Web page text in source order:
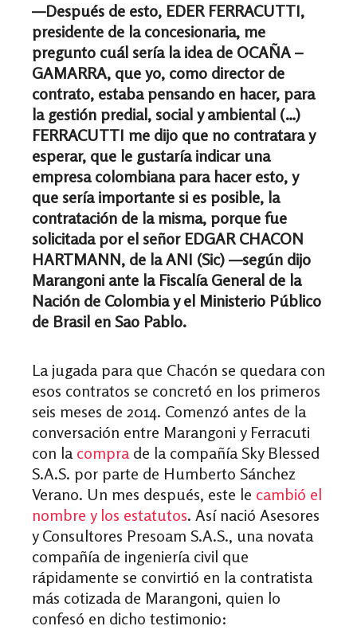
—Después de esto, EDER FERRACUTTI,
presidente de la concesionaria, me
pregunto cuál sería la idea de OCAÑA –
GAMARRA, que yo, como director de
contrato, estaba pensando en hacer, para
la gestión predial, social y ambiental (…)
FERRACUTTI me dijo que no contratara y
esperar, que le gustaría indicar una
empresa colombiana para hacer esto, y
que sería importante si es posible, la
contratación de la misma, porque fue
solicitada por el señor EDGAR CHACON
HARTMANN, de la ANI (Sic) —según dijo
Marangoni ante la Fiscalía General de la
Nación de Colombia y el Ministerio Público
de Brasil en Sao Pablo.
La jugada para que Chacón se quedara con
esos contratos se concretó en los primeros
seis meses de 2014. Comenzó antes de la
conversación entre Marangoni y Ferracuti
con la comprade la compañía Sky Blessed
S.A.S. por parte de Humberto Sánchez
Verano. Un mes después, este le cambió el
nombre y los estatutos. Así nació Asesores
y Consultores Presoam S.A.S., una novata
compañía de ingeniería civil que
rápidamente se convirtió en la contratista
más cotizada de Marangoni, quien lo
confesó en dicho testimonio: